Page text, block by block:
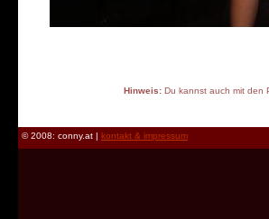
Hinweis:Du kannst auch mit den
© 2008: conny.at | kontakt & impressum